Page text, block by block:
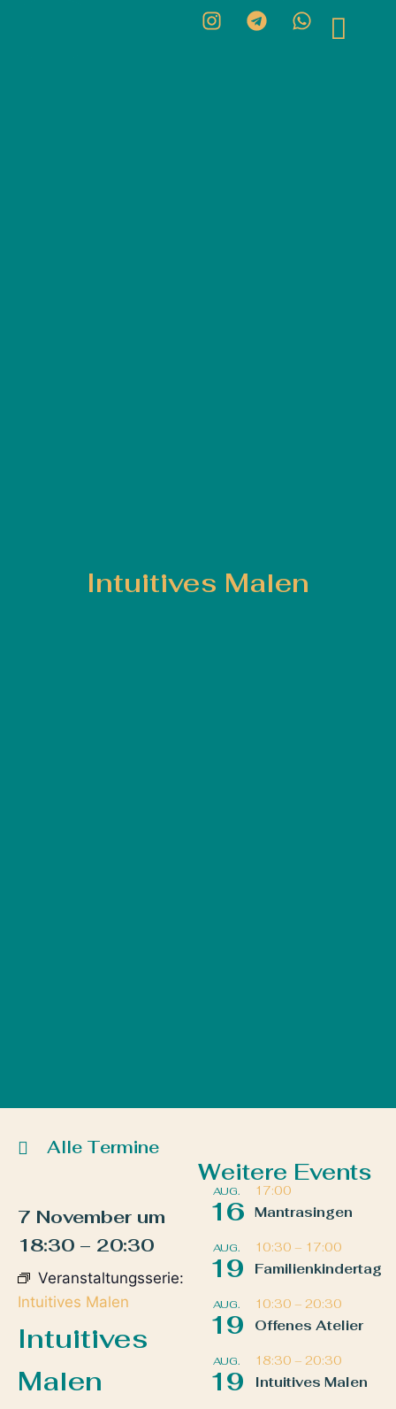
Intuitives Malen
Alle Termine
7 November um
18:30 – 20:30
Veranstaltungsserie:
Intuitives Malen
Intuitives
Malen
Weitere Events
AUG.
16
17:00
Mantrasingen
AUG.
19
10:30 – 17:00
Familienkindertag
AUG.
19
10:30 – 20:30
Offenes Atelier
AUG.
19
18:30 – 20:30
Intuitives Malen